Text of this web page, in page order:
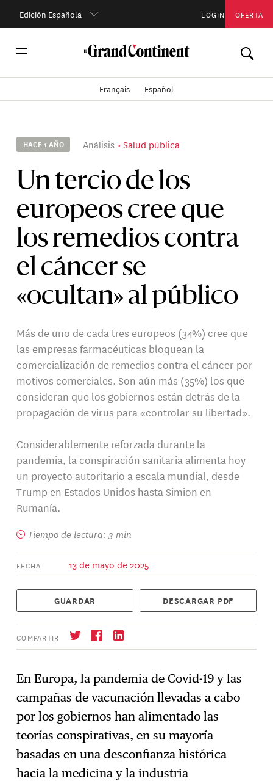
Edición Española LOGIN OFERTA
Français Español
HACE 1 AÑO Análisis Salud pública
Un tercio de los
europeos cree que
los remedios contra
el cáncer se
«ocultan» al público
Más de uno de cada tres europeos (34%) cree que
las empresas farmacéuticas bloquean la
comercialización de remedios contra el cáncer por
motivos comerciales. Son aún más (35%) los que
consideran que los gobiernos están detrás de la
propagación de virus para «controlar su libertad».
Considerablemente reforzada durante la
pandemia, la conspiración sanitaria alimenta hoy
un proyecto autoritario a escala mundial, desde
Trump en Estados Unidos hasta Simion en
Rumanía.
Tiempo de lectura: 3 min
FECHA 13 de mayo de 2025
GUARDAR DESCARGAR PDF
COMPARTIR
→ Suscríbase
En Europa, la pandemia de Covid-19 y las
campañas de vacunación llevadas a cabo
por los gobiernos han alimentado las
teorías conspirativas, en su mayoría
basadas en una desconfianza histórica
hacia la medicina y la industria